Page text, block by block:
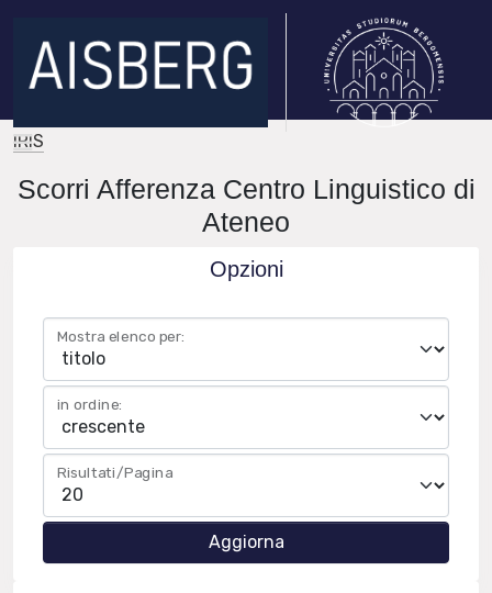
IRIS
Scorri Afferenza Centro Linguistico di
Ateneo
Opzioni
Mostra elenco per:
in ordine:
Risultati/Pagina